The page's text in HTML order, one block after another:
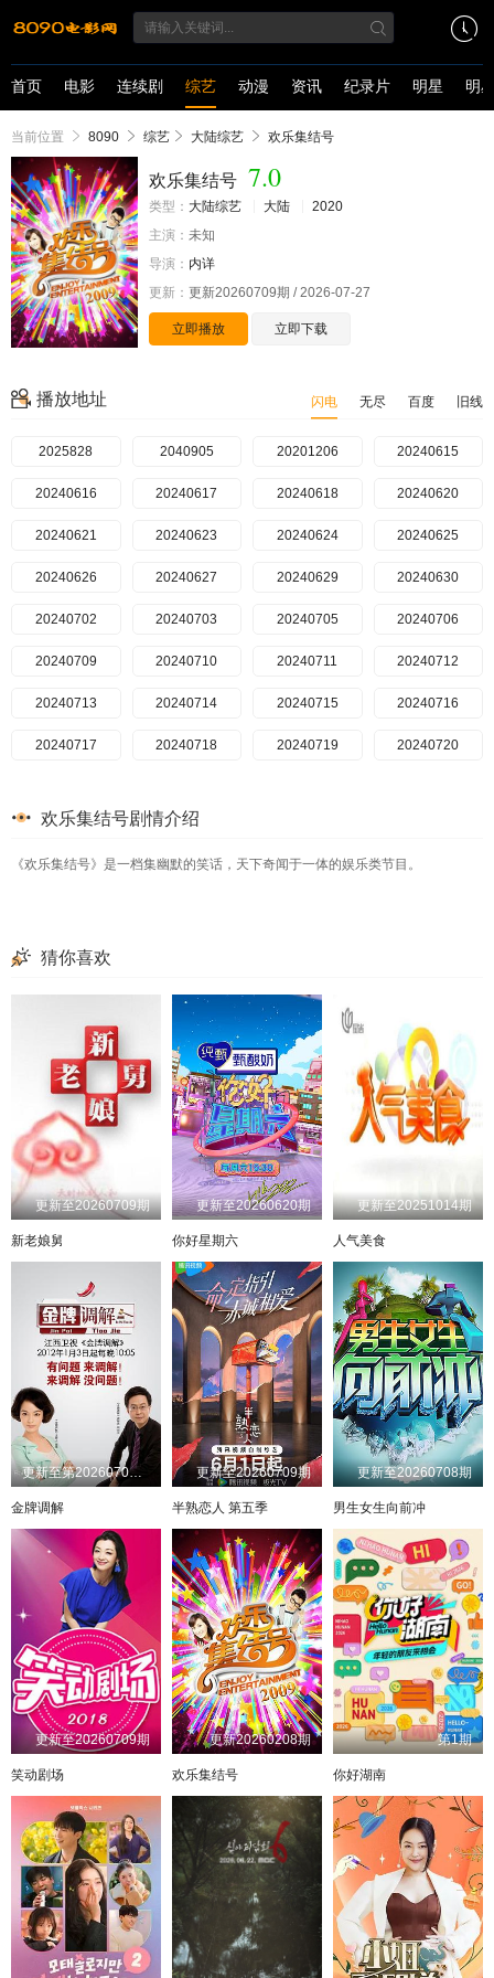
首页 电影 连续剧 综艺 动漫 资讯 纪录片 明星 明
当前位置 8090 综艺 大陆综艺 欢乐集结号
欢乐集结号 7.0
类型： 大陆综艺 大陆
2020
主演： 未知
导演： 内详
更新： 更新20260709期 / 2026-07-27
立即播放 立即下载
播放地址 闪电 无尽 百度 旧线
2025828 2040905 20201206 20240615
20240616 20240617 20240618 20240620
20240621 20240623 20240624 20240625
20240626 20240627 20240629 20240630
20240702 20240703 20240705 20240706
20240709 20240710 20240711 20240712
20240713 20240714 20240715 20240716
20240717 20240718 20240719 20240720
20240725 20240726
20240730 20240731 20240801 20240802
20240807
20240811 20240812 20240813
20240815 20240816 20240817 20240818
20240819 20240820 20240821 20240822
20240823 20240824 20240825 20240826
20240827 20240828 20240829
20240901 20240902 20240903 20240904
20240906 20240907 20240908
20240910 20240911 20240912 20240913
20240914 20240915 20240916 20240917
20240918 20240919 20240920 20240921
20240922 20240928 20241015 20241017
20241022 20241026 20241029 20241105
20241106 20241107 20241108 20241109
20241110 20241117 20241122 20241123
20241130 20241201 20241202 20241203
20241207 20250120 20250122 20250131
20250202 20250204 20250218 20250219
20250301 20250309 20250314 20250322
20250324 20250325 20250329 20250407
20250414 20250423 20250429 20250502
20250524 20250530 20250606 20250614
20250621 20250729 20250803 20250805
20250807 20250811 20250812 20250813
20250819 20250822 20250823 20250824
欢乐集结号剧情介绍
《欢乐集结号》是一档集幽默的笑话，天下奇闻于一体的娱乐类节目。
猜你喜欢
更新至20260709期
新老娘舅
更新至20260620期
你好星期六
更新至20251014期
人气美食
更新至第20260709期
金牌调解
更新至20260709期
半熟恋人 第五季
更新至20260708期
男生女生向前冲
更新至20260709期
笑动剧场
更新20260208期
欢乐集结号
第1期
你好湖南